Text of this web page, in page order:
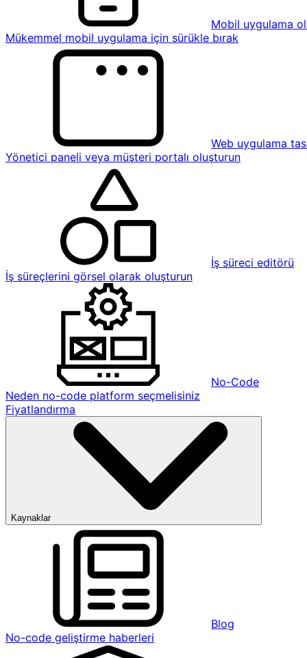
Mobil uygulama
Mükemmel mobil uygulama için sürükle bırak
Web uygulama
Yönetici paneli veya müşteri portalı oluşturun
İş süreci editörü
İş süreçlerini görsel olarak oluşturun
No-Code
Neden no-code platform seçmelisiniz
Fiyatlandırma
Kaynaklar
Blog
No-code geliştirme haberleri